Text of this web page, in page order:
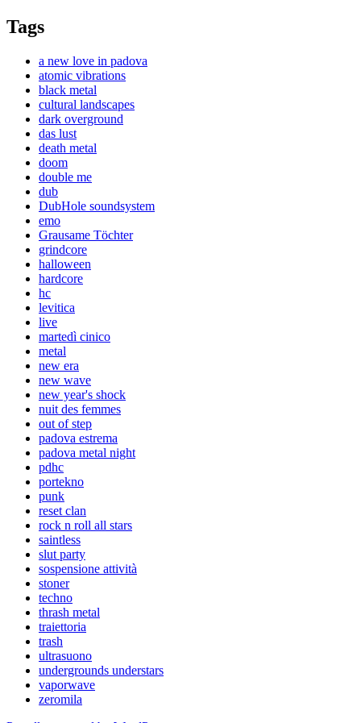
Tags
a new love in padova
atomic vibrations
black metal
cultural landscapes
dark overground
das lust
death metal
doom
double me
dub
DubHole soundsystem
emo
Grausame Töchter
grindcore
halloween
hardcore
hc
levitica
live
martedì cinico
metal
new era
new wave
new year's shock
nuit des femmes
out of step
padova estrema
padova metal night
pdhc
portekno
punk
reset clan
rock n roll all stars
saintless
slut party
sospensione attività
stoner
techno
thrash metal
traiettoria
trash
ultrasuono
undergrounds understars
vaporwave
zeromila